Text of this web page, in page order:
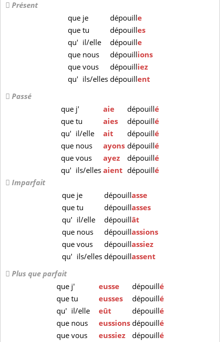
Présent
que je dépouille
que tu dépouilles
qu' il/elle dépouille
que nous dépouillions
que vous dépouilliez
qu' ils/elles dépouillent
Passé
que j' aie dépouillé
quetu aies dépouillé
qu' il/elle ait dépouillé
que nous ayons dépouillé
quevous ayez dépouillé
qu' ils/ellesaient dépouillé
Imparfait
que je dépouillasse
quetu dépouillasses
qu' il/elle dépouillât
que nous dépouillassions
quevous dépouillassiez
qu' ils/ellesdépouillassent
Plus que parfait
que j' eusse dépouillé
que tu eusses dépouillé
qu' il/elle eût dépouillé
que nous eussions dépouillé
que vous eussiez dépouillé